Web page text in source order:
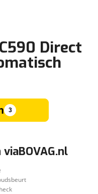
Direct
3